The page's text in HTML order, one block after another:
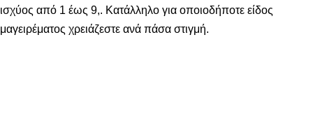
ισχύος από 1 έως 9,. Κατάλληλο για οποιοδήποτε είδος
μαγειρέματος χρειάζεστε ανά πάσα στιγμή.